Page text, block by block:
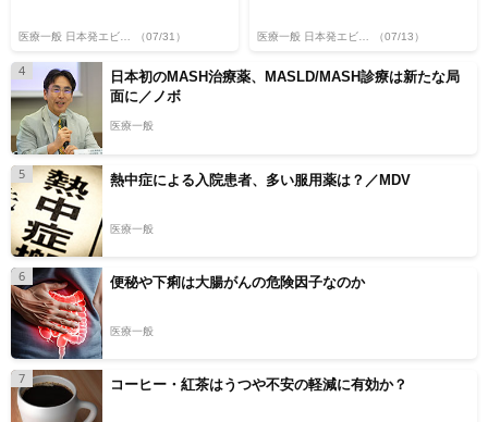
医療一般 日本発エビデンス （07/31） 医療一般 日本発エビデンス （07/13）
4
日本初のMASH治療薬、MASLD/MASH診療は新たな局
面に／ノボ
医療一般
5 熱中症による入院患者、多い服用薬は？／MDV
医療一般
6 便秘や下痢は大腸がんの危険因子なのか
医療一般
7 コーヒー・紅茶はうつや不安の軽減に有効か？